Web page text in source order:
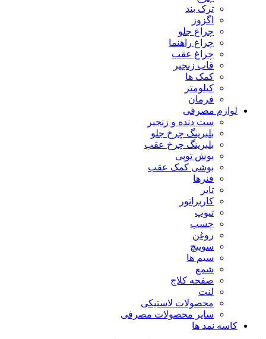
ترک بند
اگزوز
چراغ جلو
چراغ راهنما
چراغ عقب
قاب زنجیر
کمک ها
کیلومتر
فرمان
لوازم مصرفی
ست دنده و زنجیر
بلبرینگ چرخ جلو
بلبرینگ چرخ عقب
بوش توپی
بوشی کمک عقب
فنرها
تایر
کاربراتور
تیوپ
چسب
روغن
سوییچ
سیم ها
شمع
صفحه کلاج
لنت
محصولات لاستیکی
سایر محصولات مصرفی
کاسه نمد ها